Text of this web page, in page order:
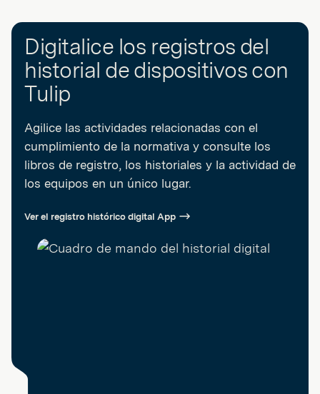
Digitalice los registros del
historial de dispositivos con
Tulip
Agilice las actividades relacionadas con el
cumplimiento de la normativa y consulte los
libros de registro, los historiales y la actividad de
los equipos en un único lugar.
Ver el registro histórico digital App